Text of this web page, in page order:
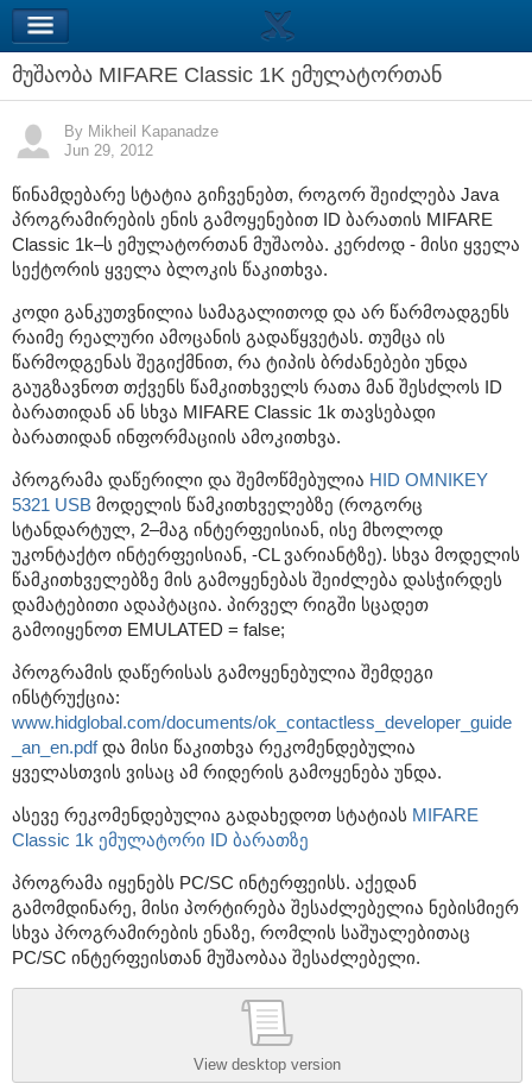
მუშაობა MIFARE Classic 1K ემულატორთან
By Mikheil Kapanadze
Jun 29, 2012
წინამდებარე სტატია გიჩვენებთ, როგორ შეიძლება Java
პროგრამირების ენის გამოყენებით ID ბარათის MIFARE
Classic 1k–ს ემულატორთან მუშაობა. კერძოდ - მისი ყველა
სექტორის ყველა ბლოკის წაკითხვა.
კოდი განკუთვნილია სამაგალითოდ და არ წარმოადგენს
რაიმე რეალური ამოცანის გადაწყვეტას. თუმცა ის
წარმოდგენას შეგიქმნით, რა ტიპის ბრძანებები უნდა
გაუგზავნოთ თქვენს წამკითხველს რათა მან შესძლოს ID
ბარათიდან ან სხვა MIFARE Classic 1k თავსებადი
ბარათიდან ინფორმაციის ამოკითხვა.
პროგრამა დაწერილი და შემოწმებულია HID OMNIKEY
5321 USB მოდელის წამკითხველებზე (როგორც
სტანდარტულ, 2–მაგ ინტერფეისიან, ისე მხოლოდ
უკონტაქტო ინტერფეისიან, -CL ვარიანტზე). სხვა მოდელის
წამკითხველებზე მის გამოყენებას შეიძლება დასჭირდეს
დამატებითი ადაპტაცია. პირველ რიგში სცადეთ
გამოიყენოთ EMULATED = false;
პროგრამის დაწერისას გამოყენებულია შემდეგი
ინსტრუქცია:
www.hidglobal.com/documents/ok_contactless_developer_guide
_an_en.pdfდა მისი წაკითხვა რეკომენდებულია
ყველასთვის ვისაც ამ რიდერის გამოყენება უნდა.
ასევე რეკომენდებულია გადახედოთ სტატიას MIFARE
Classic 1k ემულატორი ID ბარათზე
პროგრამა იყენებს PC/SC ინტერფეისს. აქედან
გამომდინარე, მისი პორტირება შესაძლებელია ნებისმიერ
სხვა პროგრამირების ენაზე, რომლის საშუალებითაც
PC/SC ინტერფეისთან მუშაობაა შესაძლებელი.
View desktop version